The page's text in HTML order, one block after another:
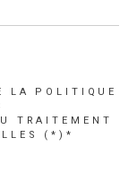
LA POLITIQUE
TRAITEMENT
(*)*